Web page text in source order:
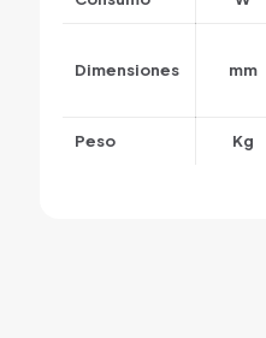
Dimensiones mm
Peso Kg